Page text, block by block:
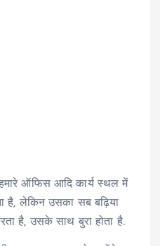
ऑफिस आदि कार्य स्थल में
है, लेकिन उसका सब बढ़िया
है, उसके साथ बुरा होता है.